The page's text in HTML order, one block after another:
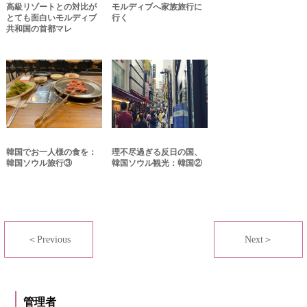
高級リゾートとの対比が
とても面白いモルディブ
共和国の首都マレ
モルディブへ家族旅行に
行く
韓国でお一人様の食を：
韓国ソウル旅行③
理不尽過ぎる反日の国、
韓国ソウル観光：韓国②
＜Previous Next＞
管理者